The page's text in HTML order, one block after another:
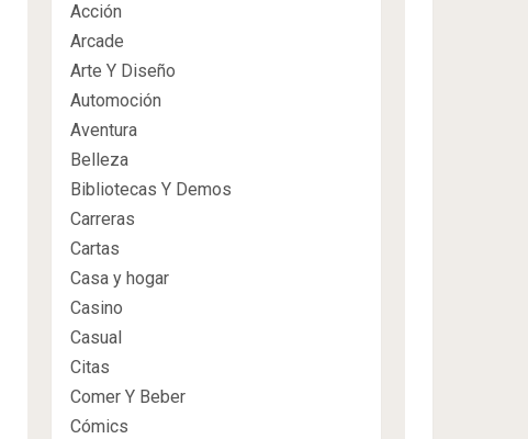
Acción
Arcade
Arte Y Diseño
Automoción
Aventura
Belleza
Bibliotecas Y Demos
Carreras
Cartas
Casa y hogar
Casino
Casual
Citas
Comer Y Beber
Cómics